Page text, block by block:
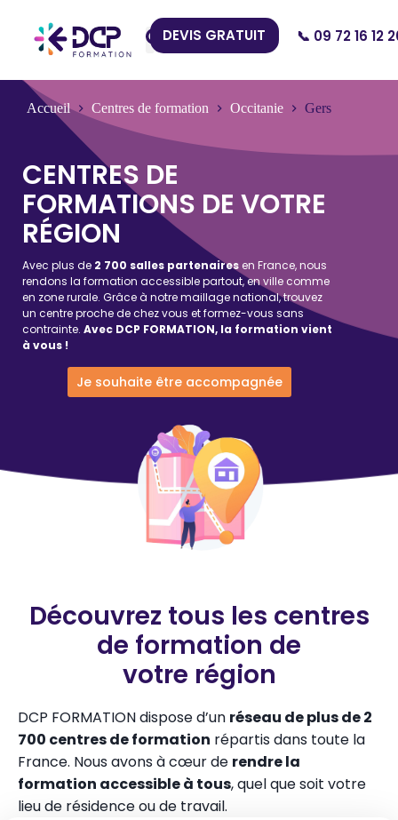
DEVIS GRATUIT 📞 09 72 16 12
Accueil Centres de formation Occitanie Gers
CENTRES DE
FORMATIONS DE VOTRE
RÉGION
Avec plus de 2 700 salles partenaires en France, nous
rendons la formation accessible partout, en ville comme
en zone rurale. Grâce à notre maillage national, trouvez
un centre proche de chez vous et formez-vous sans
contrainte. Avec DCP FORMATION, la formation vient
à vous !
Je souhaite être accompagnée
Découvrez tous les centres
de formation de
votre région
DCP FORMATION dispose d’un réseau de plus de 2
700 centres de formation répartis dans toute la
France. Nous avons à cœur de rendre la
formation accessible à tous, quel que soit votre
lieu de résidence ou de travail.